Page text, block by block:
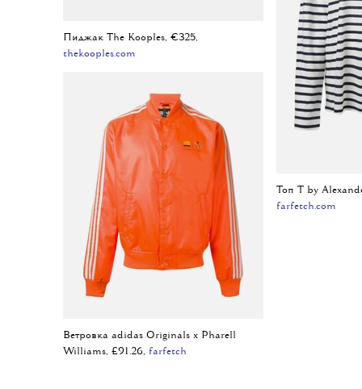
Пиджак The Kooples, €325,
thekooples.com
Топ T by
farfetch.com
Ветровка adidas Originals x Pharell
Williams, £91.26, farfetch